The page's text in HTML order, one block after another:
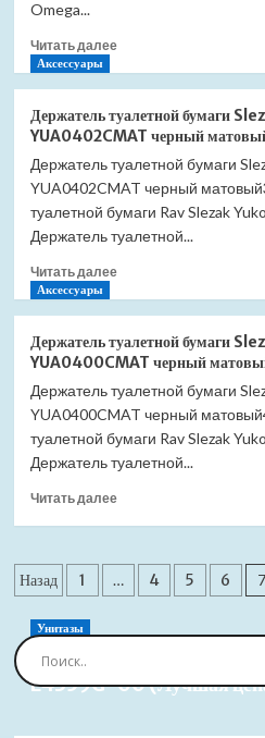
цена)
Omega...
Читать далееПрочитать
туалетной
бумаги
Bemeta
Omega
104112012
(Лучшая
цена)
Аксессуары
Держатель туалетной бумаги
YUA0402CMAT черный
Держатель туалетной бумаги
YUA0402CMAT черный
туалетной бумаги Rav Slezak
Держатель туалетной...
Читать далееПрочитать
туалетной
бумаги
Slezak
RAV
Yukon
YUA0402CMAT
черный
матовый
Аксессуары
Держатель туалетной бумаги
YUA0400CMAT черный
Держатель туалетной бумаги
YUA0400CMAT черный
туалетной бумаги Rav Slezak
Держатель туалетной...
Читать далееПрочитать
туалетной
бумаги
RAV
YUA0400CMAT
Пагинация
записей
Назад 1 … 4 5 6 7
Унитазы
Сиденье для унитаза
E4359G-00 (Лучшая